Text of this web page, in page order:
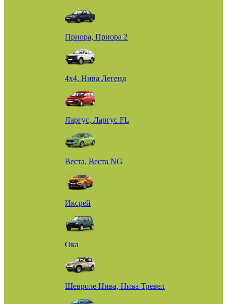
Приора, Приора 2
4х4, Нива Легенд
Ларгус, Ларгус FL
Веста, Веста NG
Иксрей
Ока
Шевроле Нива, Нива Тревел